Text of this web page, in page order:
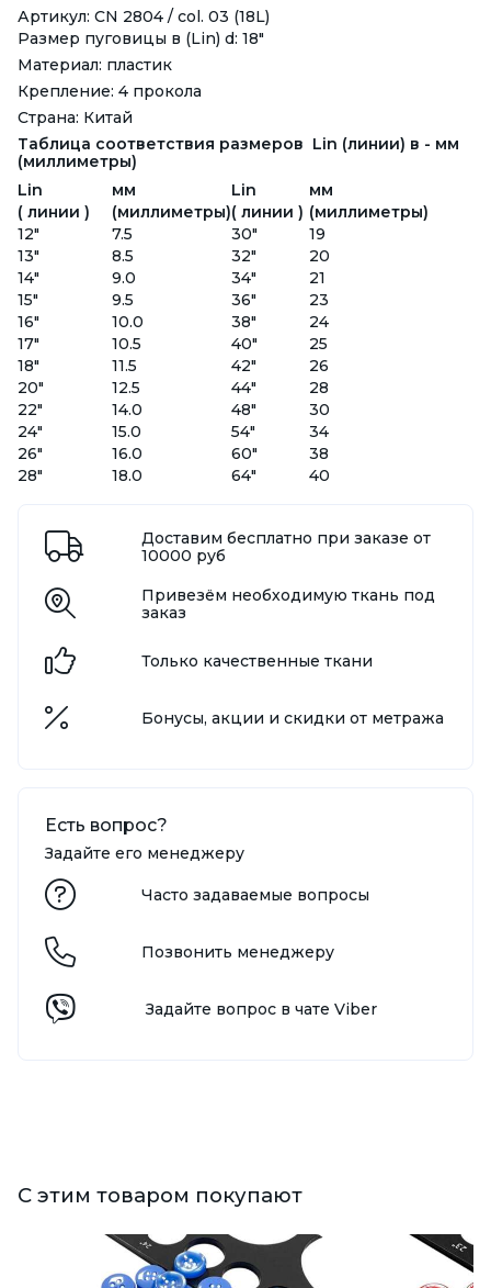
Артикул: CN 2804 / col. 03 (18L)
Размер пуговицы в (Lin) d: 18"
Материал: пластик
Крепление: 4 прокола
Страна: Китай
Таблица соответствия размеров Lin (линии) в - мм
(миллиметры)
Lin
мм Lin
мм
( линии )
(миллиметры)( линии ) (миллиметры)
12"
7.5 30"
19
13"
8.5 32"
20
14"
9.0 34"
21
15"
9.5 36"
23
16"
10.0 38"
24
17"
10.5 40"
25
18"
11.5 42"
26
20"
12.5 44"
28
22"
14.0 48"
30
24"
15.0 54"
34
26"
16.0 60"
38
28"
18.0 64" 40
Доставим бесплатно при заказе от
10000 руб
Привезём необходимую ткань под
заказ
Только качественные ткани
Бонусы, акции и скидки от метража
Есть вопрос?
Задайте его менеджеру
Часто задаваемые вопросы
Позвонить менеджеру
Задайте вопрос в чате Viber
С этим товаром покупают